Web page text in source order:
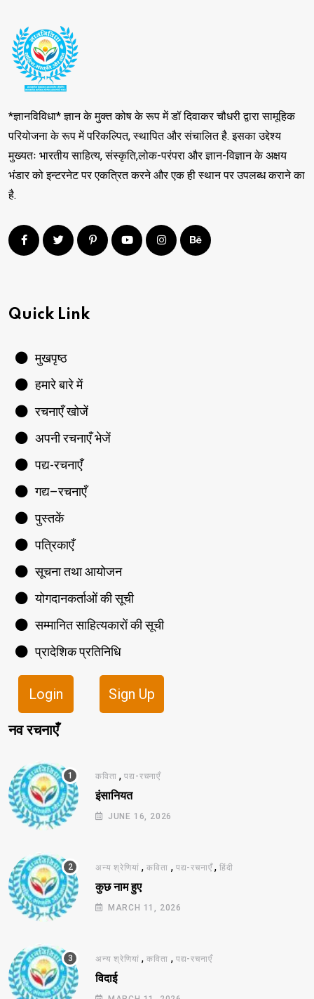
*ज्ञानविविधा* ज्ञान के मुक्त कोष के रूप में डॉ दिवाकर चौधरी द्वारा सामूहिक
परियोजना के रूप में परिकल्पित, स्थापित और संचालित है. इसका उद्देश्य
मुख्यतः भारतीय साहित्य, संस्कृति,लोक-परंपरा और ज्ञान-विज्ञान के अक्षय
भंडार को इन्टरनेट पर एकत्रित करने और एक ही स्थान पर उपलब्ध कराने का
है.
Quick Link
मुखपृष्ठ
हमारे बारे में
रचनाएँ खोजें
अपनी रचनाएँ भेजें
पद्य-रचनाएँ
गद्य–रचनाएँ
पुस्तकें
पत्रिकाएँ
सूचना तथा आयोजन
योगदानकर्ताओं की सूची
सम्मानित साहित्यकारों की सूची
प्रादेशिक प्रतिनिधि
Login Sign Up
नव रचनाएँ
कविता ,पद्य-रचनाएँ
इंसानियत
JUNE 16, 2026
अन्य श्रेणियां ,कविता , पद्य-रचनाएँ,हिंदी
कुछ नाम हुए
MARCH 11, 2026
अन्य श्रेणियां ,कविता , पद्य-रचनाएँ
विदाई